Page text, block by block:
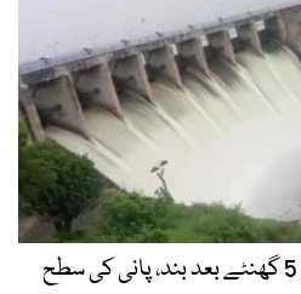
راول ڈیم کی سپل ویز ساڑھے 5 گھنٹے بعد بند، پانی کی سطح